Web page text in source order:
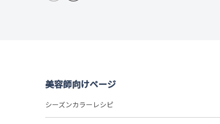
美容師向けページ
シーズンカラーレシピ